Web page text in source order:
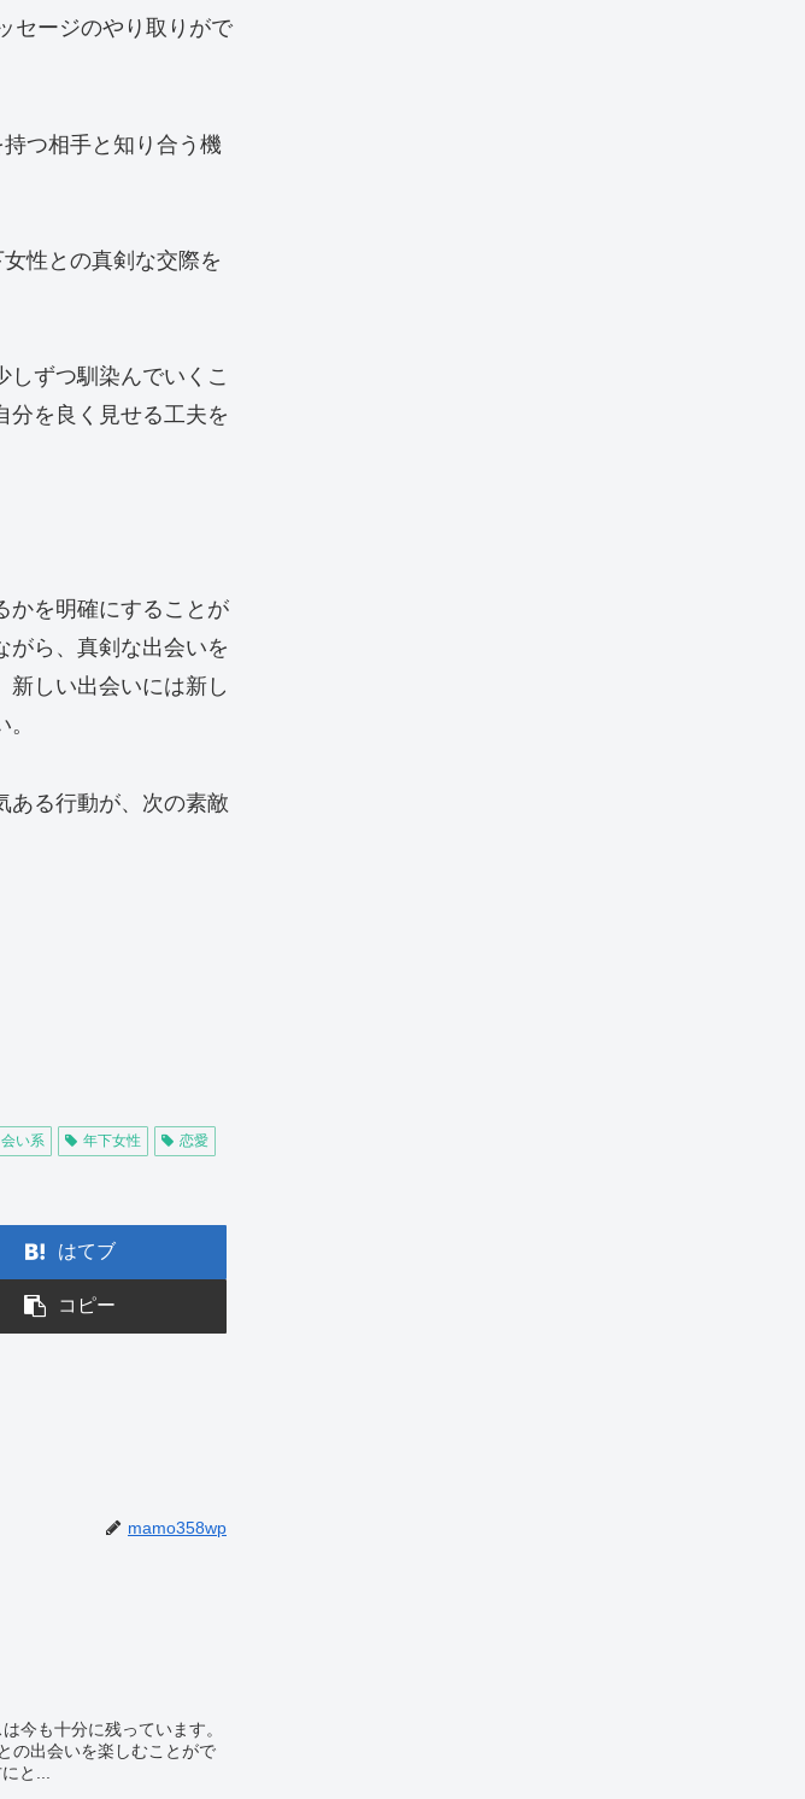
セージのやり取りがで
つ相手と知り合う機
性との真剣な交際を
しずつ馴染んでいくこ
分を良く見せる工夫を
かを明確にすることが
がら、真剣な出会いを
新しい出会いには新し
ある行動が、次の素敵
い系 年下女性 恋愛
はてブ
コピー
mamo358wp
今も十分に残っています。
の出会いを楽しむことがで
と...